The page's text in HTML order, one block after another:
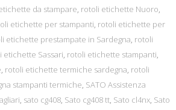
da stampare, rotoli etichette Nuoro,
etichette per stampanti, rotoli etichette per
etichette prestampate in Sardegna, rotoli
etichette Sassari, rotoli etichette stampanti,
, rotoli etichette termiche sardegna, rotoli
stampanti termiche, SATO Assistenza
, sato cg408, Sato cg408 tt, Sato cl4nx, Sato